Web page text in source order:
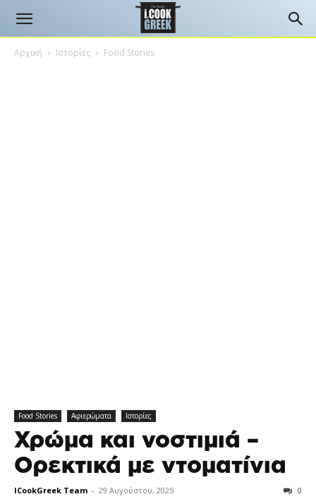
Αρχική Ιστορίες Food Stories
Food Stories Αφιερώματα Ιστορίες
Χρώμα και νοστιμιά –
Ορεκτικά με ντοματίνια
ICookGreek Team - 29 Αυγούστου, 2025 0